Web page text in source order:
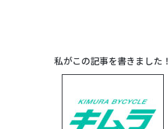
私がこの記事を書きました！